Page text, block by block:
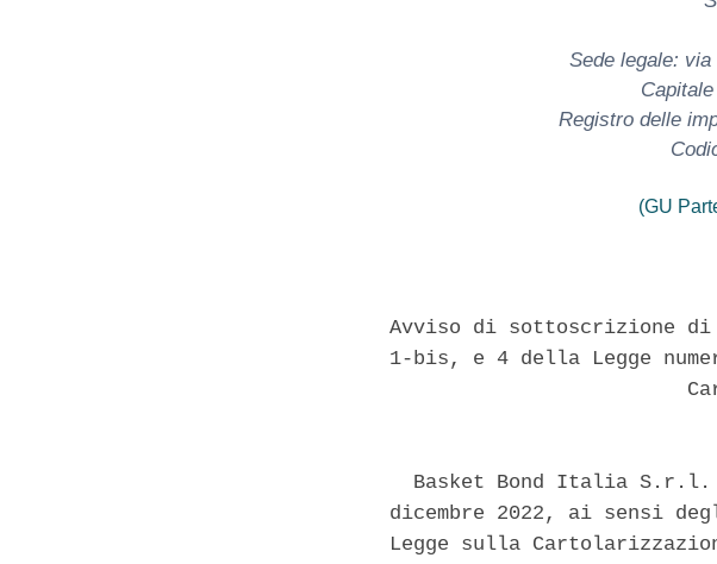
Sede legale:
Registro delle
(GU
Avviso di sottoscrizione
1-bis, e 4 della Legge
Basket Bond Italia
dicembre 2022, ai sensi
Legge sulla